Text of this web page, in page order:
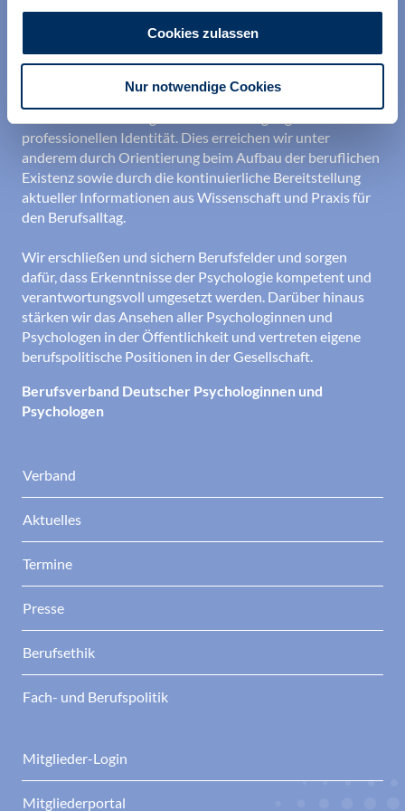
Cookies zulassen
Nur notwendige Cookies
Wir unterstützen alle Psychologinnen und Psychologen in
professionellen Identität. Dies erreichen wir unter
anderem durch Orientierung beim Aufbau der beruflichen
Existenz sowie durch die kontinuierliche Bereitstellung
aktueller Informationen aus Wissenschaft und Praxis für
den Berufsalltag.
Wir erschließen und sichern Berufsfelder und sorgen
dafür, dass Erkenntnisse der Psychologie kompetent und
verantwortungsvoll umgesetzt werden. Darüber hinaus
stärken wir das Ansehen aller Psychologinnen und
Psychologen in der Öffentlichkeit und vertreten eigene
berufspolitische Positionen in der Gesellschaft.
Berufsverband Deutscher Psychologinnen und
Psychologen
Verband
Aktuelles
Termine
Presse
Berufsethik
Fach- und Berufspolitik
Mitglieder-Login
Mitgliederportal